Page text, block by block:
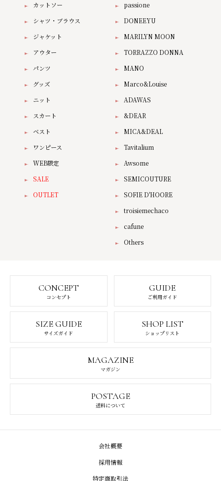
カットソー
シャツ・ブラウス
ジャケット
アウター
パンツ
グッズ
ニット
スカート
ベスト
ワンピース
WEB限定
SALE
OUTLET
passione
DONEEYU
MARILYN MOON
TORRAZZO DONNA
MANO
Marco&Louise
ADAWAS
&DEAR
MICA&DEAL
Tavitalium
Awsome
SEMICOUTURE
SOFIE D'HOORE
troisiemechaco
cafune
Others
CONCEPT
コンセプト
GUIDE
ご利用ガイド
SIZE GUIDE
サイズガイド
SHOP LIST
ショップリスト
MAGAZINE
マガジン
POSTAGE
送料について
会社概要
採用情報
特定商取引法